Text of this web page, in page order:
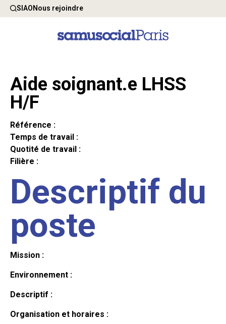
SIAONous rejoindre
Aide soignant.e LHSS
H/F
Référence :
Temps de travail :
Quotité de travail :
Filière :
Descriptif du
poste
Mission :
Environnement :
Descriptif :
Organisation et horaires :